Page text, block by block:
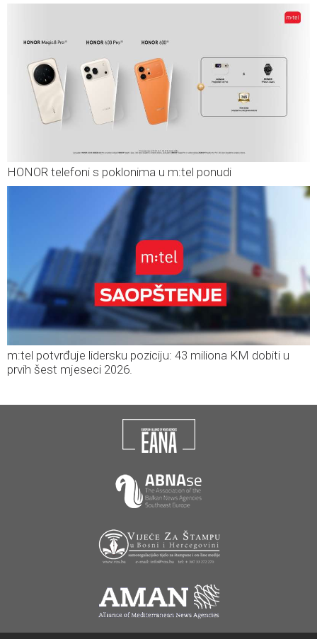
HONOR telefoni s poklonima u m:tel ponudi
m:tel potvrđuje lidersku poziciju: 43 miliona KM dobiti u
prvih šest mjeseci 2026.